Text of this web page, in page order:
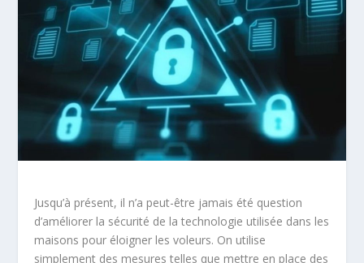
Jusqu’à présent, il n’a peut-être jamais été question
d’améliorer la sécurité de la technologie utilisée dans les
maisons pour éloigner les voleurs. On utilise
simplement des mesures telles que mettre en place des